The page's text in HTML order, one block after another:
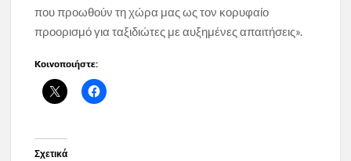
που προωθούν τη χώρα μας ως τον κορυφαίο
προορισμό για ταξιδιώτες με αυξημένες απαιτήσεις».
Κοινοποιήστε:
Σχετικά